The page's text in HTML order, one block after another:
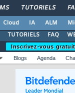
TUTORIELS
Cloud IA ALM
TUTORIELS
FAQ
Inscrivez-vous
Blogs Agenda